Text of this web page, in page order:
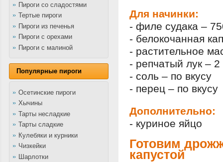
Пироги со сладостями
Тертые пироги
Пироги из печенья
Пироги с орехами
Пироги с малиной
Популярные пироги
Осетинские пироги
Хычины
Тарты несладкие
Тарты сладкие
Кулебяки и курники
Чизкейки
Шарлотки
Для начинки:
- филе судака –
- белокочанная
- растительное
- репчатый лук –
- соль – по вкусу
- перец – по вкусу
Дополнительно:
- куриное яйцо
Готовим
капустой